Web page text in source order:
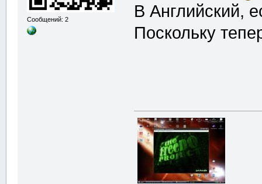
Сообщений: 2
В Английский,
Поскольку